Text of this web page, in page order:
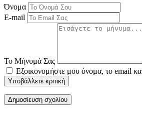
Όνομα
E-mail
Το Μήνυμά Σας
Εξοικονομήστε μου όνομα, το email
Υποβάλλετε κριτική